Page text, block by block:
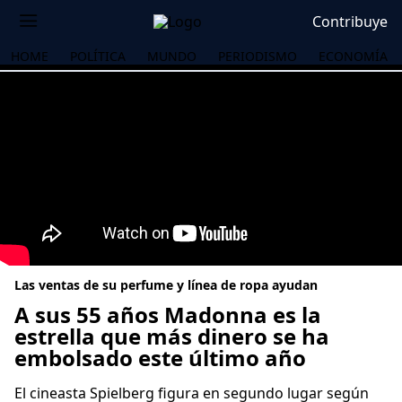
Contribuye
HOME POLÍTICA MUNDO PERIODISMO ECONOMÍA
Las ventas de su perfume y línea de ropa ayudan
A sus 55 años Madonna es la
estrella que más dinero se ha
embolsado este último año
El cineasta Spielberg figura en segundo lugar según